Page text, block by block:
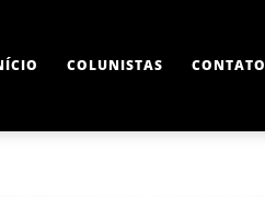
COLUNISTAS CONTATO